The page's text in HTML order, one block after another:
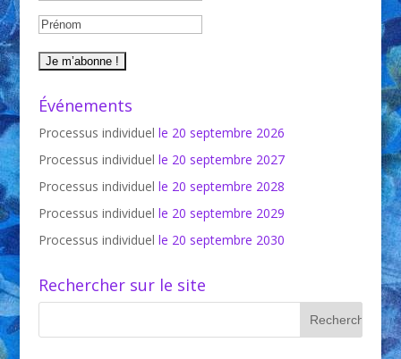
Événements
Processus individuel le 20 septembre 2026
Processus individuel le 20 septembre 2027
Processus individuel le 20 septembre 2028
Processus individuel le 20 septembre 2029
Processus individuel le 20 septembre 2030
Rechercher sur le site